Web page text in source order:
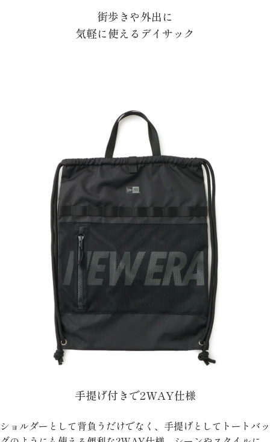
街歩きや外出に
気軽に使えるデイサック
手提げ付きで2WAY仕様
ショルダーとして背負うだけでなく、手提げとしてトートバッ